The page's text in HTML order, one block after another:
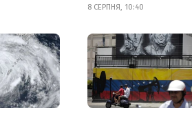
8 СЕРПНЯ, 10:40